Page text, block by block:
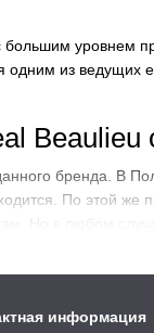
уровнем
одним из ведущих
Beaulieu
бренда. В
По этой же
информация